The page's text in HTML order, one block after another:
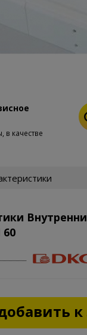
в качестве
60
к